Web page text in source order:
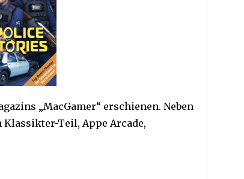
„MacGamer“ erschienen. Neben
Teil, Appe Arcade,